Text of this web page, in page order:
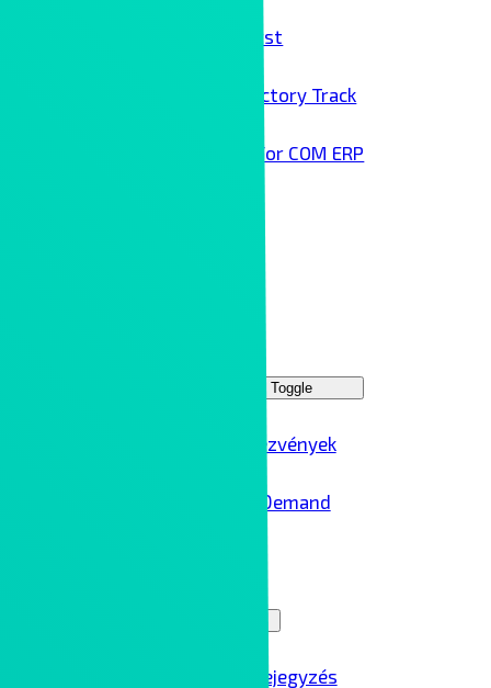
Birst
Factory Track
Infor COM ERP
Menu Toggle
Ipar 4.0 rendezvények
Ipar 4.0 – On Demand
Összes blogbejegyzés